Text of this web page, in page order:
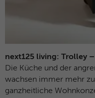
next125 living: Trolley
Die Küche und der
wachsen immer mehr
ganzheitliche
um
Anbieter
Laufzeit